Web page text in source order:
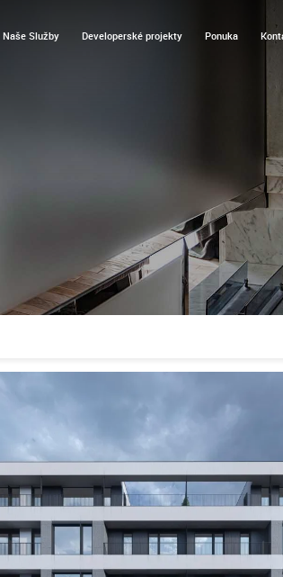
Naše Služby Developerské projekty Ponuka